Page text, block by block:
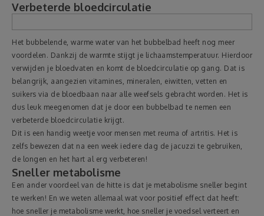
Verbeterde bloedcirculatie
Het bubbelende, warme water van het bubbelbad heeft nog meer
voordelen. Dankzij de warmte stijgt je lichaamstemperatuur. Hierdoor
verwijden je bloedvaten en komt de bloedcirculatie op gang. Dat is
belangrijk, aangezien vitamines, mineralen, eiwitten, vetten en
suikers via de bloedbaan naar alle weefsels gebracht worden. Het is
dus leuk meegenomen dat je door een bubbelbad te nemen een
verbeterde bloedcirculatie krijgt.
Dit is een handig weetje voor mensen met reuma of artritis. Het is
zelfs bewezen dat na een week iedere dag de jacuzzi te gebruiken,
de longen en het hart al erg verbeteren!
Sneller metabolisme
Een ander voordeel van de hitte is dat je metabolisme sneller begint
te werken! En we weten allemaal wat voor positief effect dat heeft:
hoe sneller je metabolisme werkt, hoe sneller je voedsel verteert en